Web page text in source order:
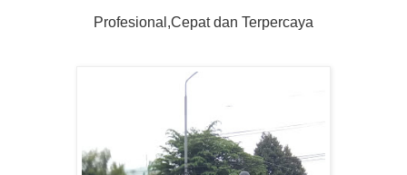
Profesional,Cepat dan Terpercaya